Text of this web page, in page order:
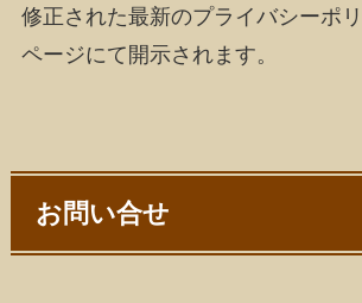
修正された最新のプライバシーポ
ページにて開示されます。
お問い合せ